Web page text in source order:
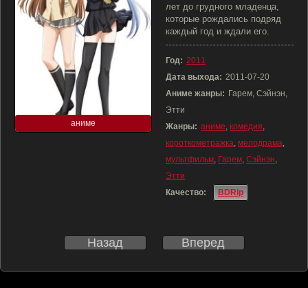
аниме
лет до грудного младенца,
которые рождались подряд
каждый год и ждали его.
Год: 2011
Дата выхода: 2011-07-20
Аниме жанры: Гарем, Сэйнэн,
Этти
Жанры: аниме, комедия,
короткометражка, мелодрама,
мультфильм, Гарем, Сэйнэн,
Этти
Качество:
BDRip
Назад Вперед